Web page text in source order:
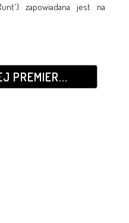
zapowiadana jest na
PREMIER...